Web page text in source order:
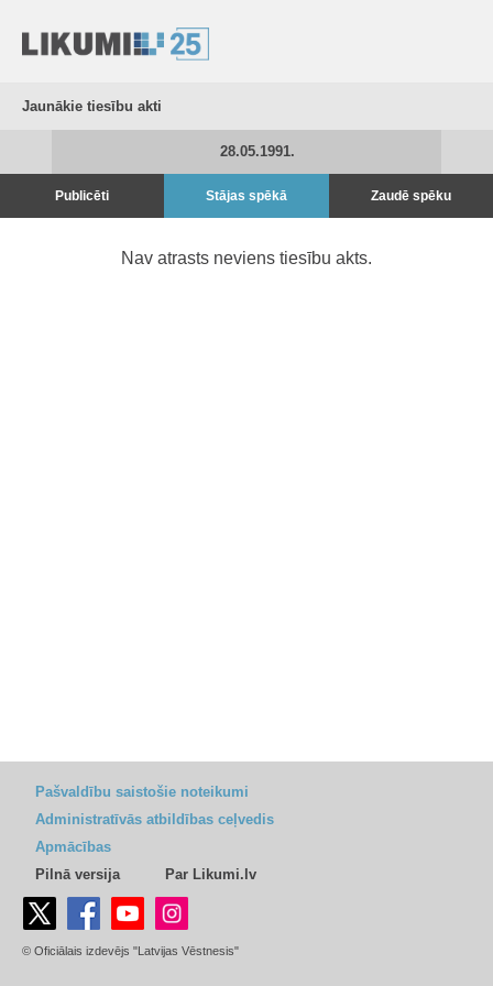
Jaunākie tiesību akti
28.05.1991.
Publicēti Stājas spēkā Zaudē spēku
Nav atrasts neviens tiesību akts.
Pašvaldību saistošie noteikumi
Administratīvās atbildības ceļvedis
Apmācības
Pilnā versija
Par Likumi.lv
© Oficiālais izdevējs "Latvijas Vēstnesis"